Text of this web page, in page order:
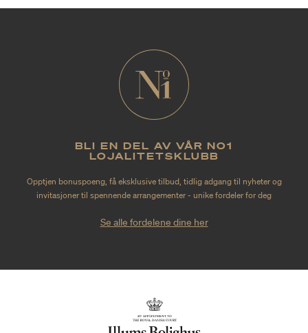
BLI EN DEL AV VÅR NO1
LOJALITETSKLUBB
Opptjen bonuspoeng, få eksklusive tilbud, tidlig adgang til nyheter og
invitasjoner til spennende arrangementer - unike fordeler for deg
Se alle fordelene dine her